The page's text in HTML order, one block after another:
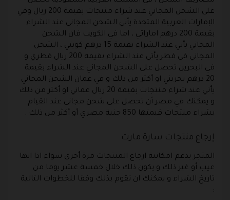
على الشحن المجاني عند شراء منتجات بقيمة 200 ريال وفي
الإمارات العربية المتحدة يأتي الشحن المجاني عند الشراء
بقيمة 200 درهم اماراتي ، اما في الكويت فان الشحن
المجاني يأتي عند الشراء بقيمة 15 درهم كويتي ، الشحن
المجاني في قطر يأتي عند الشراء بقيمة 200 ريال قطري و
في البحرين تحصل على الشحن المجاني عند الشراء بقيمة
20 درهم بحريني او أكثر من ذلك و في عمان الشحن المجاني
يأتي عند شراء منتجات بقيمة 20 ريال عماني او أكثر من ذلك
و يمكنك في مصر أن تحصل على شحن مجاني عند القيام
بشراء منتجات قيمتها 850 جنية مصري أو أكثر من ذلك .
إرجاع منتجات سارة مارت
المتجر يدعم امكانية ارجاع المنتجات مرة أخرى سواء اذا انها
عيب أو غير ذلك و يكون ذلك خلال خمسة عشر يوما من
تاريخ الشراء و يمكنك ان تقوم بذلك وفقا للخطوات التالية
: